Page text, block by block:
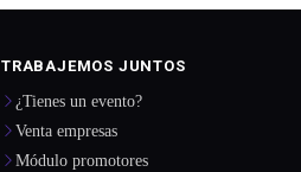
TRABAJEMOS JUNTOS
¿Tienes un evento?
Venta empresas
Módulo promotores